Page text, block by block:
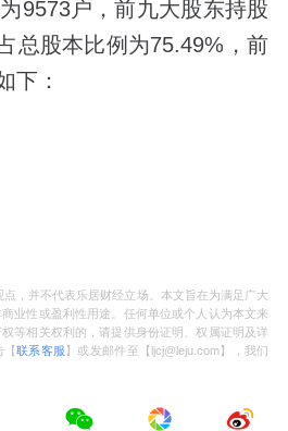
户，前九大股东持股
总股本比例为75.49%，前
下：
，并不代表乐居财经立场。本文旨在为满足广大
业性或盈利性用途。任何单位或个人认为本文来
等相关权利的，请提供身份证明、权属证明及详
【联系客服 】或发邮件至【ljcj@leju.com】，我们